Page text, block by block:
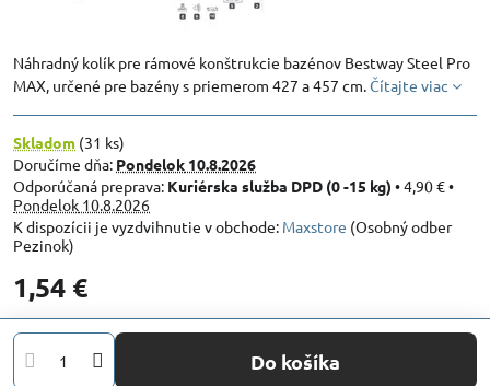
Náhradný kolík pre rámové konštrukcie bazénov Bestway Steel Pro
MAX, určené pre bazény s priemerom 427 a 457 cm.Čítajte viac
Skladom (31 ks)
Doručíme dňa: Pondelok 10.8.2026
Kuriérska služba DPD (0 -15 kg) •4,90 €•
Pondelok 10.8.2026
Maxstore (Osobný odber
Pezinok)
1,54 €
Do košíka